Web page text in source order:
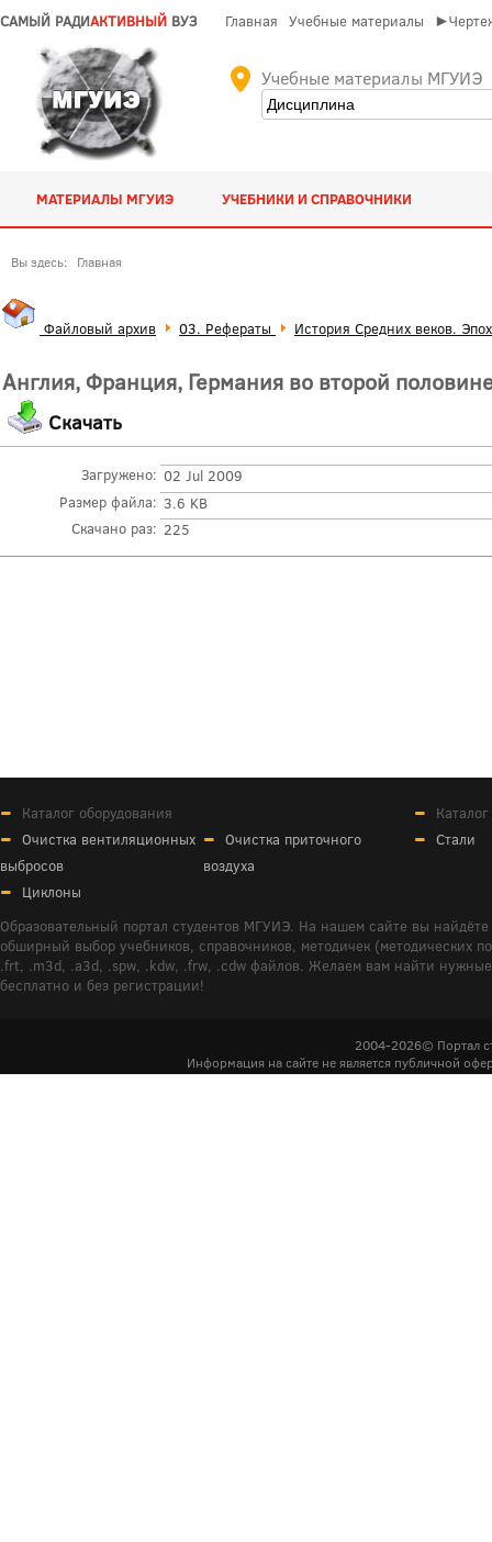
САМЫЙ РАДИАКТИВНЫЙ ВУЗ Главная Учебные материалы
Учебные материалы МГУИЭ
МАТЕРИАЛЫ МГУИЭ УЧЕБНИКИ И СПРАВОЧНИКИ
Вы здесь: Главная
Файловый архив 03. Рефераты История Средних веков.
Англия, Франция, Германия во второй
Скачать
Загружено: 02 Jul 2009
Размер файла: 3.6 KB
Скачано раз: 225
Каталог оборудования
Очистка вентиляционных
выбросов
Очистка приточного
воздуха
Циклоны
Стали
Образовательный портал студентов МГУИЭ. На нашем сайте вы
обширный выбор учебников, справочников, методичек (методических
.frt, .m3d, .a3d, .spw, .kdw, .frw, .cdw файлов. Желаем вам найти
бесплатно и без регистрации!
2004-2026© Портал
Информация на сайте не является публичной